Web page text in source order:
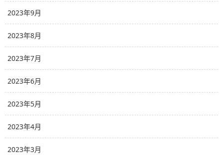
2023年9月
2023年8月
2023年7月
2023年6月
2023年5月
2023年4月
2023年3月